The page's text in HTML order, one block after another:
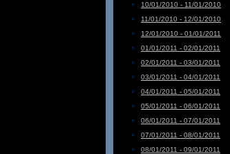
10/01/2010 - 11/01/2010
11/01/2010 - 12/01/2010
12/01/2010 - 01/01/2011
01/01/2011 - 02/01/2011
02/01/2011 - 03/01/2011
03/01/2011 - 04/01/2011
04/01/2011 - 05/01/2011
05/01/2011 - 06/01/2011
06/01/2011 - 07/01/2011
07/01/2011 - 08/01/2011
08/01/2011 - 09/01/2011